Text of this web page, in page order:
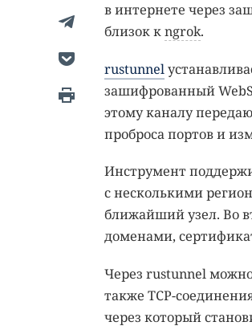
в интернете через
близок кngrok.
rustunnel
зашифрованный
этому каналу
проброса портов и
Инструмент
с несколькими
ближайший узел. Во
доменами,
Через rustunnel
также TCP-
через который